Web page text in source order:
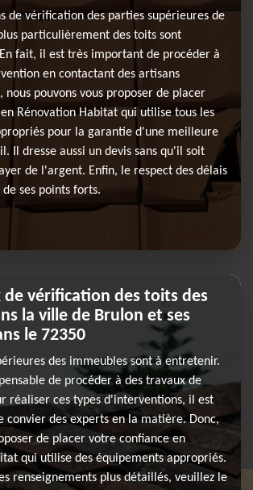
de vérification des parties supérieures de
particulièrement des toits sont
fait, il est très important de procéder à
en contactant des artisans
nous pouvons vous proposer de placer
Rénovation Habitat qui utilise tous les
pour la garantie d'une meilleure
Il dresse aussi un devis sans qu'il soit
de l'argent. Enfin, le respect des délais
ses points forts.
de vérification des toits des
la ville de Brulon et ses
le 72350
des immeubles sont à entretenir.
de procéder à des travaux de
réaliser ces types d'interventions, il est
convier des experts en la matière. Donc,
de placer votre confiance en
qui utilise des équipements appropriés.
renseignements plus détaillés, veuillez le